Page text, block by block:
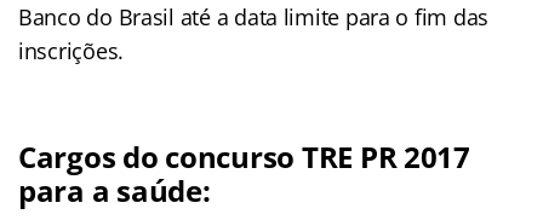
Banco do Brasil até a data limite para o fim das
inscrições.
Cargos do concurso TRE PR 2017
para a saúde: